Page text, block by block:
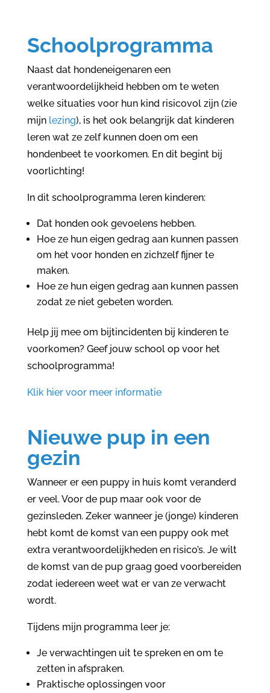
Schoolprogramma
Naast dat hondeneigenaren een
verantwoordelijkheid hebben om te weten
welke situaties voor hun kind risicovol zijn (zie
mijn lezing), is het ook belangrijk dat kinderen
leren wat ze zelf kunnen doen om een
hondenbeet te voorkomen. En dit begint bij
voorlichting!
In dit schoolprogramma leren kinderen:
Dat honden ook gevoelens hebben.
Hoe ze hun eigen gedrag aan kunnen passen
om het voor honden en zichzelf fijner te
maken.
Hoe ze hun eigen gedrag aan kunnen passen
zodat ze niet gebeten worden.
Help jij mee om bijtincidenten bij kinderen te
voorkomen? Geef jouw school op voor het
schoolprogramma!
Klik hier voor meer informatie
Nieuwe pup in een
gezin
Wanneer er een puppy in huis komt veranderd
er veel. Voor de pup maar ook voor de
gezinsleden. Zeker wanneer je (jonge) kinderen
hebt komt de komst van een puppy ook met
extra verantwoordelijkheden en risico’s. Je wilt
de komst van de pup graag goed voorbereiden
zodat iedereen weet wat er van ze verwacht
wordt.
Tijdens mijn programma leer je:
Je verwachtingen uit te spreken en om te
zetten in afspraken.
Praktische oplossingen voor